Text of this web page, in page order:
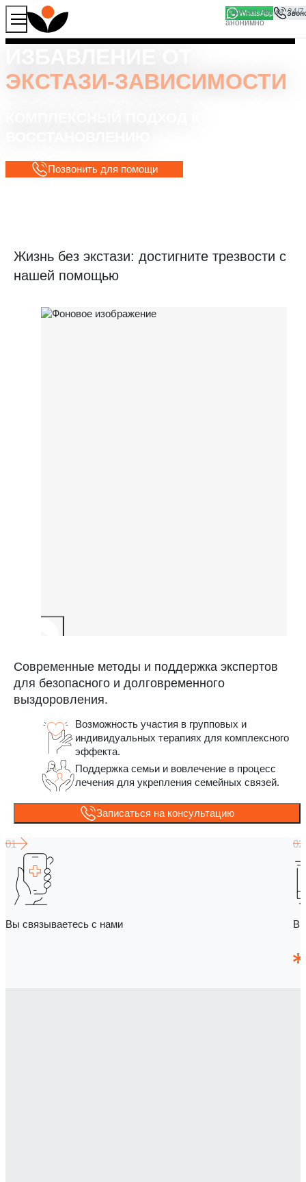
WhatsApp
ЭКСТАЗИ-ЗАВИСИМОСТИ
Позвонить для помощи
Жизнь без экстази: достигните трезвости с
нашей помощью
Современные методы и поддержка экспертов
для безопасного и долговременного
выздоровления.
Возможность участия в групповых и
индивидуальных терапиях для комплексного
эффекта.
Поддержка семьи и вовлечение в процесс
лечения для укрепления семейных связей.
Записаться на консультацию
Вы связываетесь с нами
Продолжая работу с сайтом, вы соглашаетесь на то, что
мы используем файлы
Хорошо